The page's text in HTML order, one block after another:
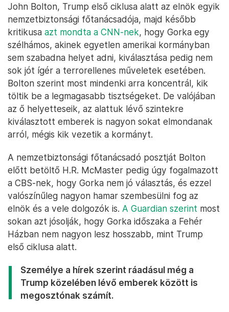
John Bolton, Trump első ciklusa alatt az elnök egyik
nemzetbiztonsági főtanácsadója, majd később
kritikusa azt mondta a CNN-nek, hogy Gorka egy
szélhámos, akinek egyetlen amerikai kormányban
sem szabadna helyet adni, kiválasztása pedig nem
sok jót ígér a terrorellenes műveletek esetében.
Bolton szerint most mindenki arra koncentrál, kik
töltik be a legmagasabb tisztségeket. De valójában
az ő helyetteseik, az alattuk lévő szintekre
kiválasztott emberek is nagyon sokat elmondanak
arról, mégis kik vezetik a kormányt.
A nemzetbiztonsági főtanácsadó posztját Bolton
előtt betöltő H.R. McMaster pedig úgy fogalmazott
a CBS-nek, hogy Gorka nem jó választás, és ezzel
valószínűleg nagyon hamar szembesülni fog az
elnök és a vele dolgozók is. A Guardian szerint most
sokan azt jósolják, hogy Gorka időszaka a Fehér
Házban nem nagyon lesz hosszabb, mint Trump
első ciklusa alatt.
Személye a hírek szerint ráadásul még a
Trump közelében lévő emberek között is
megosztónak számít.